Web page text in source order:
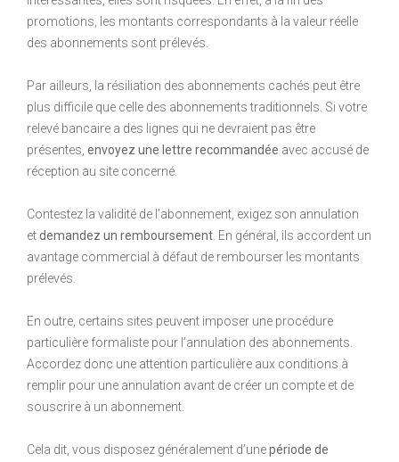
promotions, les montants correspondants à la valeur réelle
des abonnements sont prélevés.
Par ailleurs, la résiliation des abonnements cachés peut être
plus difficile que celle des abonnements traditionnels. Si votre
relevé bancaire a des lignes qui ne devraient pas être
présentes, envoyez une lettre recommandée avec accusé de
réception au site concerné.
Contestez la validité de l’abonnement, exigez son annulation
etdemandez un remboursement . En général, ils accordent un
avantage commercial à défaut de rembourser les montants
prélevés.
En outre, certains sites peuvent imposer une procédure
particulière formaliste pour l’annulation des abonnements.
Accordez donc une attention particulière aux conditions à
remplir pour une annulation avant de créer un compte et de
souscrire à un abonnement.
Cela dit, vous disposez généralement d’unepériode de